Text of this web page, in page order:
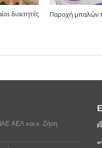
διαιτητές
Παροχή μπαλών
ΑΕΛ και κ. Ζήση